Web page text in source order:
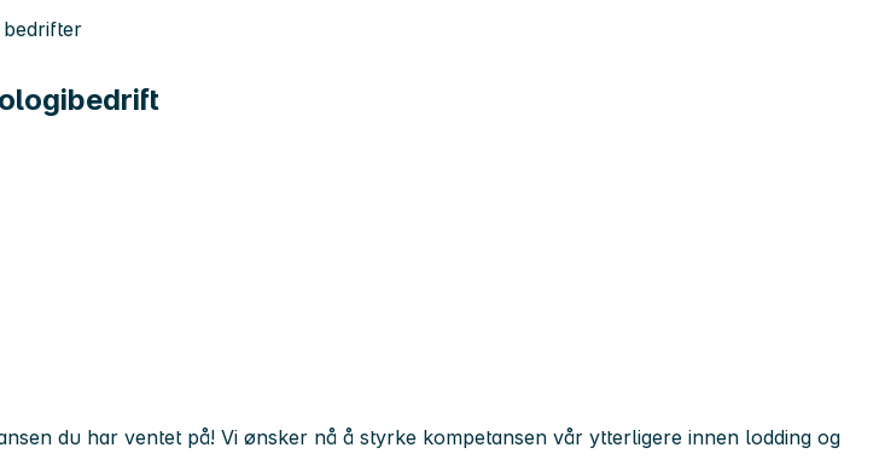
bedrifter
du har ventet på! Vi ønsker nå å styrke kompetansen vår ytterligere innen lodding og